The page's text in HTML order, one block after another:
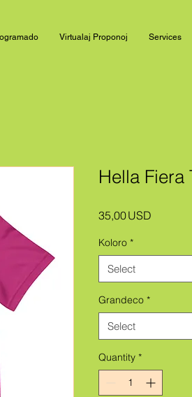
Virtualaj Proponoj Services
Hella Fiera
35,00 USD
Koloro *
Select
Grandeco *
Select
Quantity *